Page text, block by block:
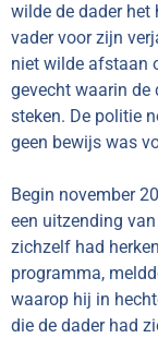
wilde de dader het
vader voor zijn
niet wilde afstaan
gevecht waarin de
steken. De politie
geen bewijs was
Begin november
een uitzending
zichzelf had
programma,
waarop hij in
die de dader had